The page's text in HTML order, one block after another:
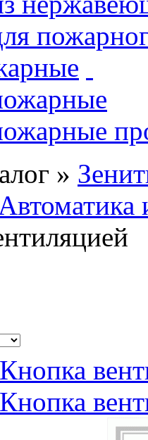
»
Автоматика
Кнопка
Кнопка